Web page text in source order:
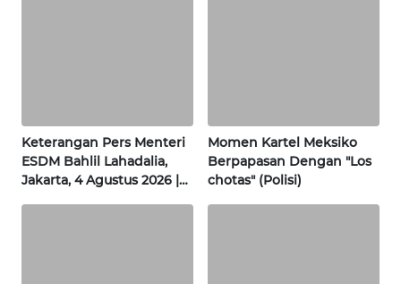
Keterangan Pers Menteri
ESDM Bahlil Lahadalia,
Jakarta, 4 Agustus 2026 |
Wahana Terkini
Momen Kartel Meksiko
Berpapasan Dengan "Los
chotas" (Polisi)
SULTENG
WN
SULBAR